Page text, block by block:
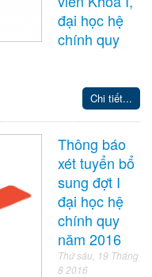
đại học hệ
chính quy
Chi tiết...
Thông báo
xét tuyển bổ
sung đợt I
đại học hệ
chính quy
năm 2016
Thứ sáu, 19 Tháng
8 2016